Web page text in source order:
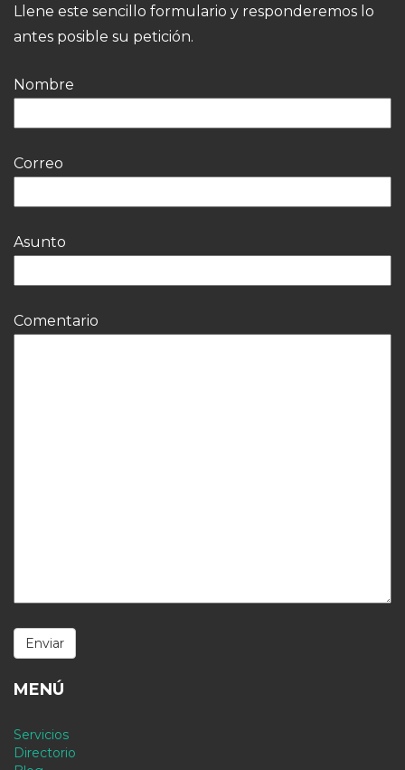
Llene este sencillo formulario y responderemos lo
antes posible su petición.
Nombre
Correo
Asunto
Comentario
MENÚ
Servicios
Directorio